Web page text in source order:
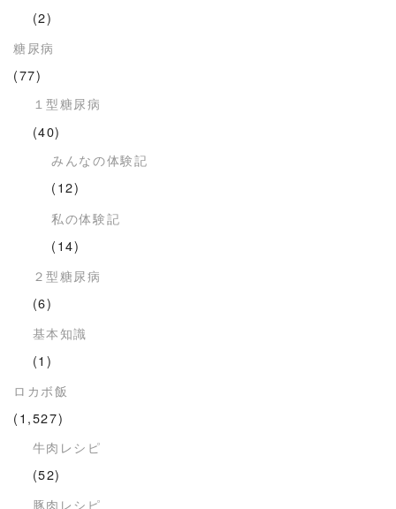
(2)
糖尿病
(77)
１型糖尿病
(40)
みんなの体験記
(12)
私の体験記
(14)
２型糖尿病
(6)
基本知識
(1)
ロカボ飯
(1,527)
牛肉レシピ
(52)
豚肉レシピ